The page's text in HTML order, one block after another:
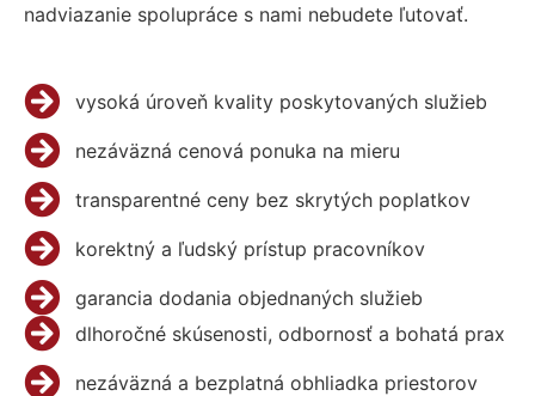
nadviazanie spolupráce s nami nebudete ľutovať.
vysoká úroveň kvality poskytovaných služieb
nezáväzná cenová ponuka na mieru
transparentné ceny bez skrytých poplatkov
korektný a ľudský prístup pracovníkov
garancia dodania objednaných služieb
dlhoročné skúsenosti, odbornosť a bohatá prax
nezáväzná a bezplatná obhliadka priestorov